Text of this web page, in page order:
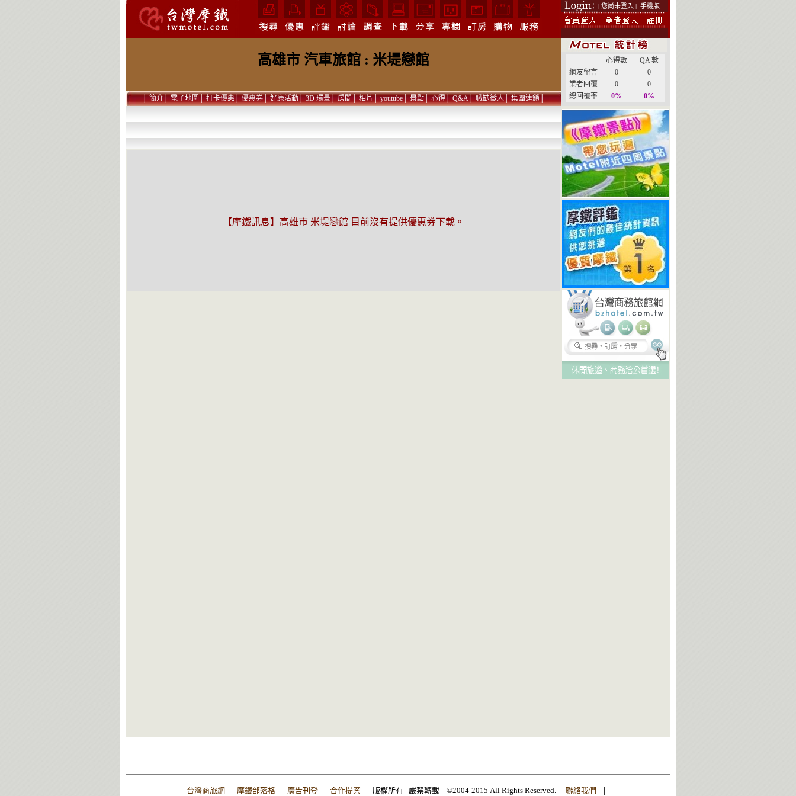
| 您尚未登入 | 手機版
高雄市 汽車旅館 : 米堤戀館 心得數
QA 數
網友留言
0
0
業者回覆
0
0
總回覆率
0% 0%
│簡介│電子地圖│打卡優惠│優惠券│好康活動│3D 環景│房間│相片│youtube│景點│心得│Q&A│職缺徵人│集團連鎖│
【摩鐵訊息】高雄市 米堤戀館 目前沒有提供優惠券下載。
台灣商旅網 摩鐵部落格 廣告刊登 合作提案 版權所有 嚴禁轉載 ©2004-2015 All Rights Reserved. 聯絡我們 |